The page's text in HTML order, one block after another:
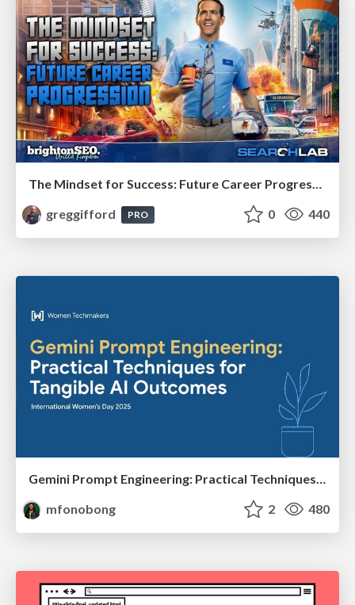
The Mindset for Success: Future Career Progression
greggifford
PRO 0 440
Gemini Prompt Engineering: Practical Techniques for Tangible AI Outcomes
mfonobong
2 480